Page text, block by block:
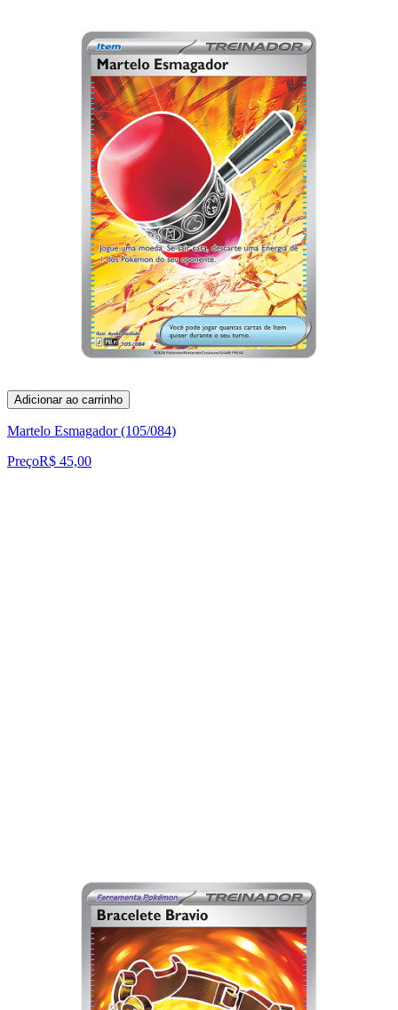
Adicionar ao carrinho
Martelo Esmagador (105/084)
PreçoR$ 45,00